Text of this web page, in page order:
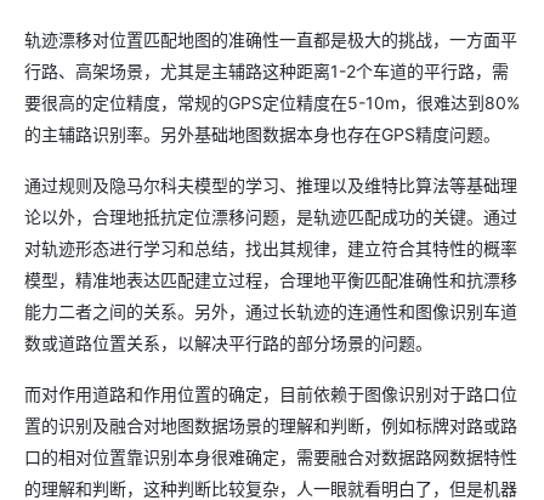
轨迹漂移对位置匹配地图的准确性一直都是极大的挑战，一方面平
行路、高架场景，尤其是主辅路这种距离1-2个车道的平行路，需
要很高的定位精度，常规的GPS定位精度在5-10m，很难达到80%
的主辅路识别率。另外基础地图数据本身也存在GPS精度问题。
通过规则及隐马尔科夫模型的学习、推理以及维特比算法等基础理
论以外，合理地抵抗定位漂移问题，是轨迹匹配成功的关键。通过
对轨迹形态进行学习和总结，找出其规律，建立符合其特性的概率
模型，精准地表达匹配建立过程，合理地平衡匹配准确性和抗漂移
能力二者之间的关系。另外，通过长轨迹的连通性和图像识别车道
数或道路位置关系，以解决平行路的部分场景的问题。
而对作用道路和作用位置的确定，目前依赖于图像识别对于路口位
置的识别及融合对地图数据场景的理解和判断，例如标牌对路或路
口的相对位置靠识别本身很难确定，需要融合对数据路网数据特性
的理解和判断，这种判断比较复杂，人一眼就看明白了，但是机器